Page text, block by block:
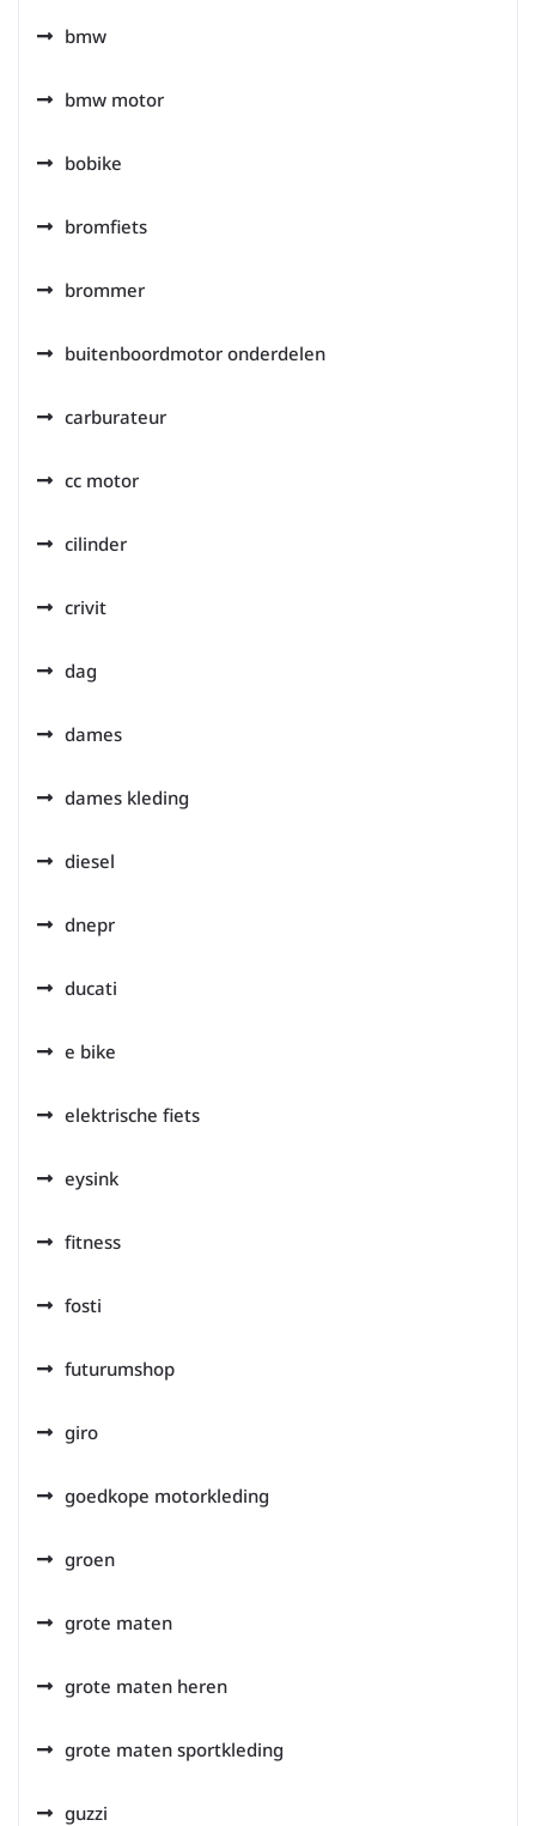
bmw
bmw motor
bobike
bromfiets
brommer
buitenboordmotor onderdelen
carburateur
cc motor
cilinder
crivit
dag
dames
dames kleding
diesel
dnepr
ducati
e bike
elektrische fiets
eysink
fitness
fosti
futurumshop
giro
goedkope motorkleding
groen
grote maten
grote maten heren
grote maten sportkleding
guzzi